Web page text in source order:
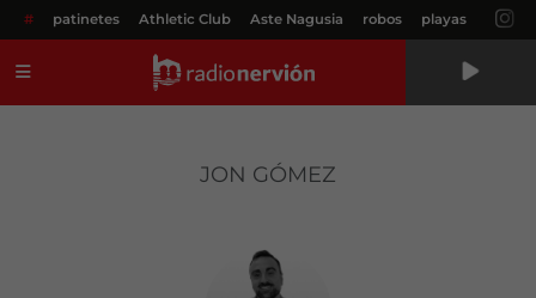
# patinetes Athletic Club Aste Nagusia robos playas
JON GÓMEZ